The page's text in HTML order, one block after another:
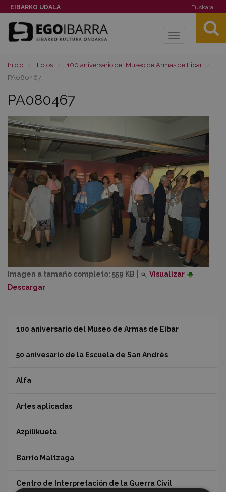
EIBARKO UDALA Euskara
Toggle
Inicio Fotos
100 aniversario del Museo de Armas de Eibar
PA080467
PA080467
Imagen a tamaño completo: 559 KB
Visualizar
Descargar
100 aniversario del Museo de Armas de Eibar
50 anivesario de la Escuela de San Andrés
Alfa
Artes aplicadas
Azpilikueta
Barrio Maltzaga
Centro de Interpretación de la Guerra Civil